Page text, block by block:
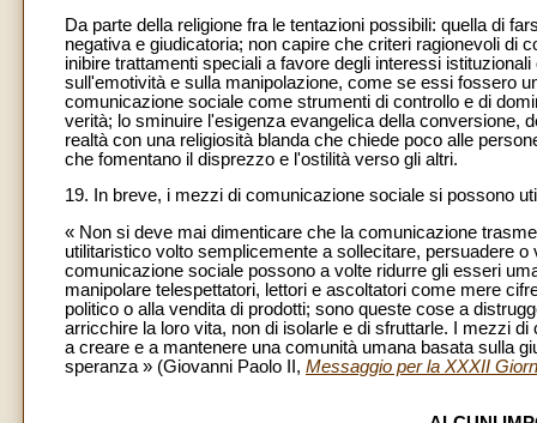
Da parte della religione fra le tentazioni possibili: quella di
negativa e giudicatoria; non capire che criteri ragionevoli di
inibire trattamenti speciali a favore degli interessi
sull'emotività e sulla manipolazione, come se essi fossero
comunicazione sociale come strumenti di controllo e di
verità; lo sminuire l'esigenza evangelica della conversione,
realtà con una religiosità blanda che chiede poco alle
che fomentano il disprezzo e l'ostilità verso gli altri.
19. In breve, i mezzi di comunicazione sociale si possono
« Non si deve mai dimenticare che la comunicazione
utilitaristico volto semplicemente a sollecitare, persuadere
comunicazione sociale possono a volte ridurre gli esseri
manipolare telespettatori, lettori e ascoltatori come mere
politico o alla vendita di prodotti; sono queste cose a
arricchire la loro vita, non di isolarle e di sfruttarle. I mezzi
a creare e a mantenere una comunità umana basata sulla
speranza » (Giovanni Paolo II, Messaggio per la XXXII